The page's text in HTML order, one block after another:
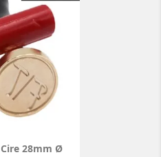
28mm Ø